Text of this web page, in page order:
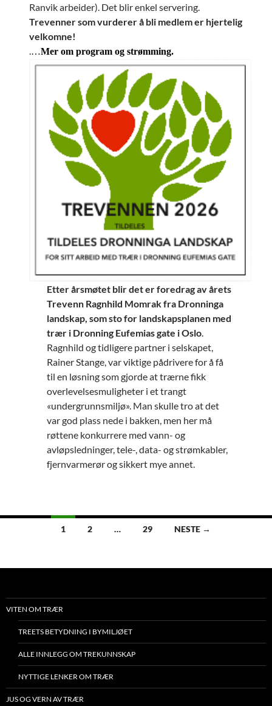
Ranvik arbeider). Det blir enkel servering.
Trevenner som vurderer å bli medlem er hjertelig
velkomne!
…Mer om program og strømming.
Etter årsmøtet blir det er foredrag av årets
Trevenn Ragnhild Momrak fra Dronninga
landskap, som sto for landskapsplanen med
trær i Dronning Eufemias gate i Oslo.
Ragnhild og tidligere partner i selskapet,
Rainer Stange, var viktige pådrivere for å få
til en løsning som gjorde at trærne fikk
overlevelsesmuligheter i et trangt
«undergrunnsmiljø». Man skulle tro at det
var god plass nede i bakken, men her må
røttene konkurrere med vann- og
avløpsledninger, tele-, data- og strømkabler,
fjernvarmerør og sikkert mye annet.
Innleggsnavigasjon
1 2 … 29 NESTE →
VITEN OM TRÆR
TREETS BETYDNING I BYMILJØET
ALLE INNLEGG OM TREKUNNSKAP
NYTTIGE LENKER OM TRÆR
JUS OG VERN AV TRÆR